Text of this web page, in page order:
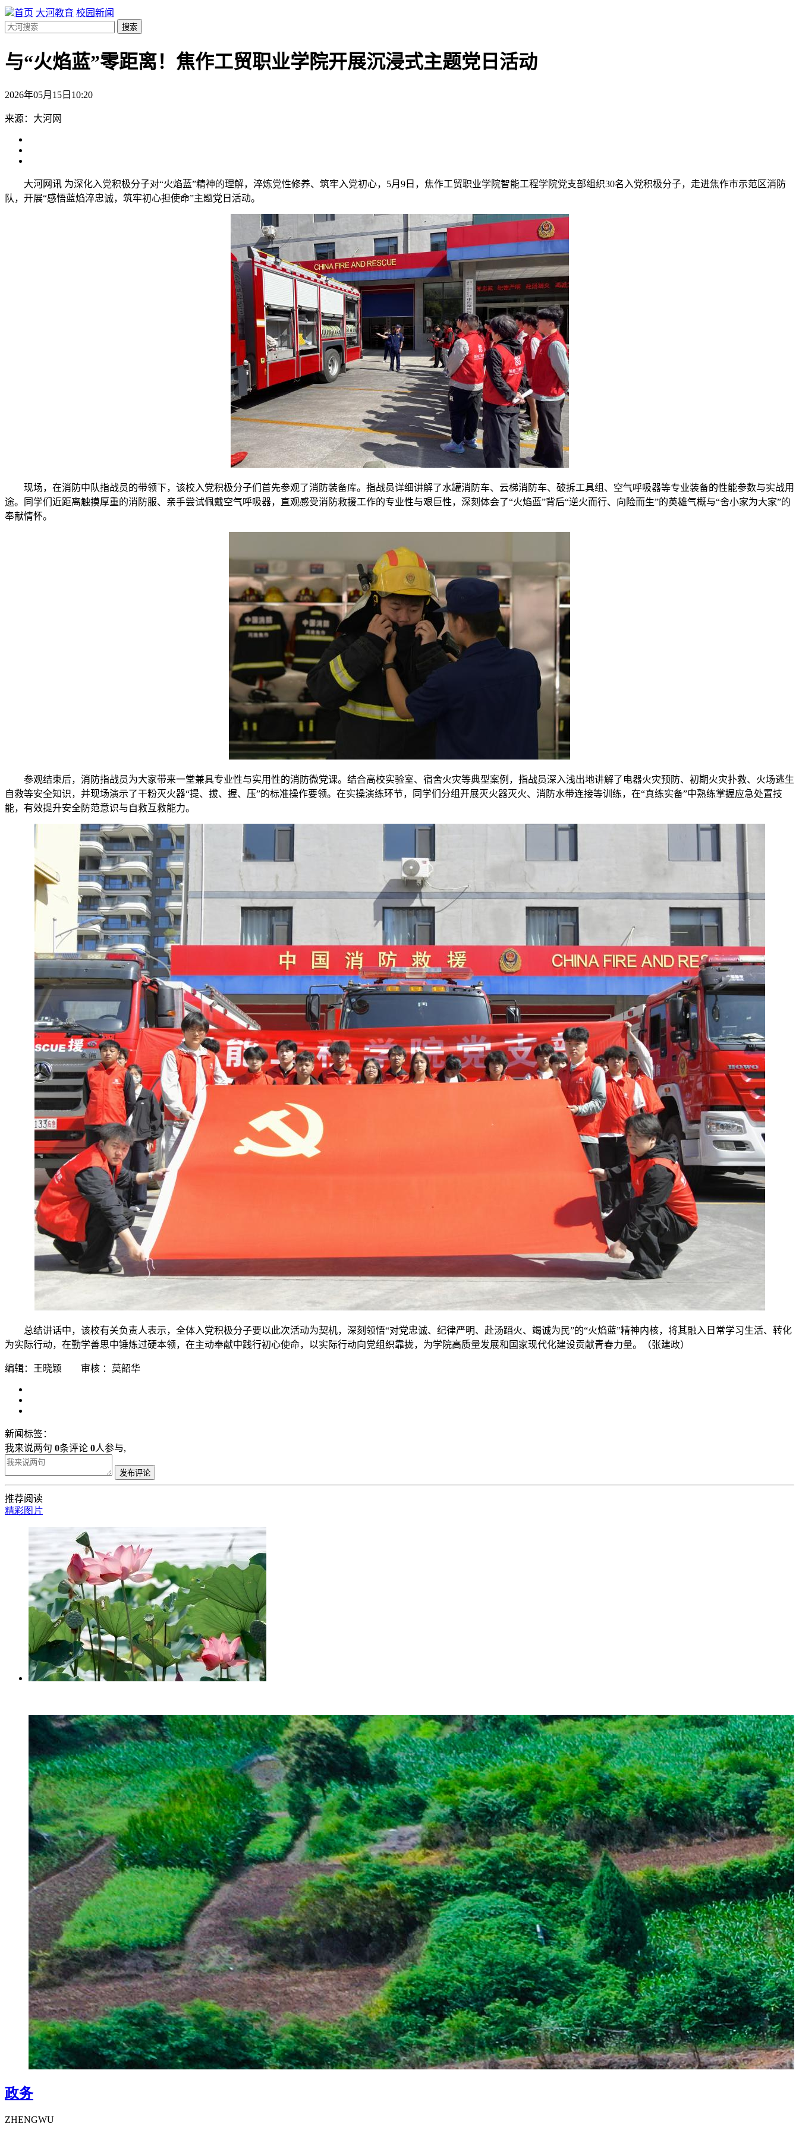
首页 大河教育 校园新闻
搜索
与“火焰蓝”零距离！焦作工贸职业学院开展沉浸式主题党日活动
2026年05月15日10:20
来源：大河网
大河网讯 为深化入党积极分子对“火焰蓝”精神的理解，淬炼党性修养、筑牢入党初心，5月9日，焦作工贸职业学院智能工程学院党支部组织30名入党积极分子，走进焦作市示范区消防
队，开展“感悟蓝焰淬忠诚，筑牢初心担使命”主题党日活动。
现场，在消防中队指战员的带领下，该校入党积极分子们首先参观了消防装备库。指战员详细讲解了水罐消防车、云梯消防车、破拆工具组、空气呼吸器等专业装备的性能参数与实战用
途。同学们近距离触摸厚重的消防服、亲手尝试佩戴空气呼吸器，直观感受消防救援工作的专业性与艰巨性，深刻体会了“火焰蓝”背后“逆火而行、向险而生”的英雄气概与“舍小家为大家”的
奉献情怀。
参观结束后，消防指战员为大家带来一堂兼具专业性与实用性的消防微党课。结合高校实验室、宿舍火灾等典型案例，指战员深入浅出地讲解了电器火灾预防、初期火灾扑救、火场逃生
自救等安全知识，并现场演示了干粉灭火器“提、拔、握、压”的标准操作要领。在实操演练环节，同学们分组开展灭火器灭火、消防水带连接等训练，在“真练实备”中熟练掌握应急处置技
能，有效提升安全防范意识与自救互救能力。
总结讲话中，该校有关负责人表示，全体入党积极分子要以此次活动为契机，深刻领悟“对党忠诚、纪律严明、赴汤蹈火、竭诚为民”的“火焰蓝”精神内核，将其融入日常学习生活、转化
为实际行动，在勤学善思中锤炼过硬本领，在主动奉献中践行初心使命，以实际行动向党组织靠拢，为学院高质量发展和国家现代化建设贡献青春力量。（张建政）
编辑：王晓颖 审核 ：莫韶华
新闻标签：
我来说两句 0条评论 0人参与,
发布评论
推荐阅读